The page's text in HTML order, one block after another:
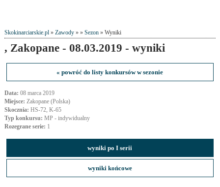
Skokinarciarskie.pl» Zawody» » Sezon » Wyniki
, Zakopane - 08.03.2019 - wyniki
« powróć do listy konkursów w sezonie
Data: 08 marca 2019
Miejsce: Zakopane (Polska)
Skocznia: HS-72, K-65
Typ konkursu: MP - indywidualny
Rozegrane serie: 1
wyniki po I serii
wyniki końcowe